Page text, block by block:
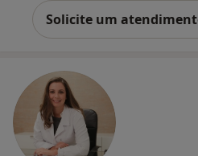
Solicite um